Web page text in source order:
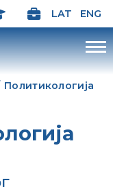
LAT ENG
Политикологија